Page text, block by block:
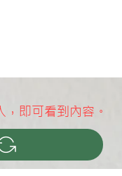
即可看到內容。